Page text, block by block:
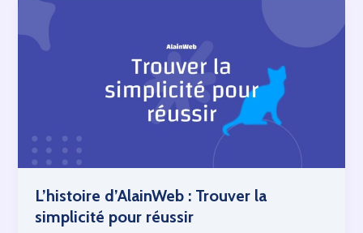
activité
ligne
bord
de
L’histoire d’AlainWeb : Trouver la
simplicité pour réussir